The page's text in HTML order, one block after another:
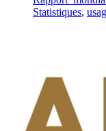
Statistiques,